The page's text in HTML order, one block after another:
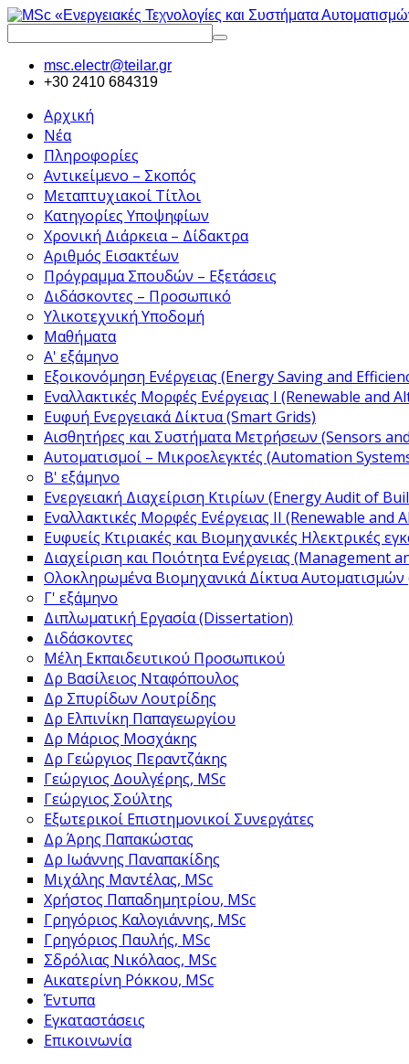
msc.electr@teilar.gr
+30 2410 684319
Αρχική
Νέα
Πληροφορίες
Αντικείμενο – Σκοπός
Μεταπτυχιακοί Τίτλοι
Κατηγορίες Υποψηφίων
Χρονική Διάρκεια – Δίδακτρα
Αριθμός Εισακτέων
Πρόγραμμα Σπουδών – Εξετάσεις
Διδάσκοντες – Προσωπικό
Υλικοτεχνική Υποδομή
Μαθήματα
Α' εξάμηνο
Εξοικονόμηση Ενέργειας (Energy Saving and
Εναλλακτικές Μορφές Ενέργειας Ι (Renewable and
Ευφυή Ενεργειακά Δίκτυα (Smart Grids)
Αισθητήρες και Συστήματα Μετρήσεων (Sensors
Αυτοματισμοί – Μικροελεγκτές (Automation
Β' εξάμηνο
Ενεργειακή Διαχείριση Κτιρίων (Energy Audit of
Εναλλακτικές Μορφές Ενέργειας IΙ (Renewable
Ευφυείς Κτιριακές και Βιομηχανικές Ηλεκτρικές
Διαχείριση και Ποιότητα Ενέργειας (Management
Ολοκληρωμένα Βιομηχανικά Δίκτυα
Γ' εξάμηνο
Διπλωματική Εργασία (Dissertation)
Διδάσκοντες
Μέλη Εκπαιδευτικού Προσωπικού
Δρ Βασίλειος Νταφόπουλος
Δρ Σπυρίδων Λουτρίδης
Δρ Ελπινίκη Παπαγεωργίου
Δρ Μάριος Μοσχάκης
Δρ Γεώργιος Περαντζάκης
Γεώργιος Δουλγέρης, MSc
Γεώργιος Σούλτης
Εξωτερικοί Επιστημονικοί Συνεργάτες
Δρ Άρης Παπακώστας
Δρ Ιωάννης Παναπακίδης
Μιχάλης Μαντέλας, MSc
Χρήστος Παπαδημητρίου, MSc
Γρηγόριος Καλογιάννης, MSc
Γρηγόριος Παυλής, MSc
Σδρόλιας Νικόλαος, MSc
Αικατερίνη Ρόκκου, MSc
Έντυπα
Εγκαταστάσεις
Επικοινωνία